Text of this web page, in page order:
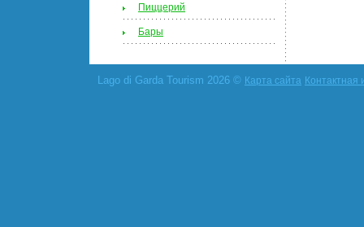
Пиццерий
Бары
Lago di Garda Tourism 2026 © Карта сайта